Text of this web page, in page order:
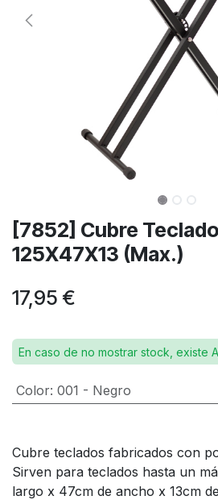
[7852] Cubre
125X47X13 (Max.)
17,95 €
En caso de no mostrar stock, existe
Color: 001 - Negro
Cubre teclados fabricados con
Sirven para teclados hasta un
largo x 47cm de ancho x 13cm